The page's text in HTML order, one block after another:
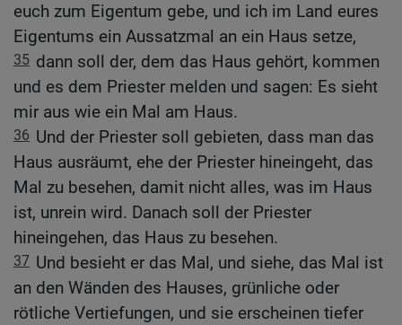
euch zum Eigentum gebe, und ich im Land eures
Eigentums ein Aussatzmal an ein Haus setze,
35 dann soll der, dem das Haus gehört, kommen
und es dem Priester melden und sagen: Es sieht
mir aus wie ein Mal am Haus.
36 Und der Priester soll gebieten, dass man das
Haus ausräumt, ehe der Priester hineingeht, das
Mal zu besehen, damit nicht alles, was im Haus
ist, unrein wird. Danach soll der Priester
hineingehen, das Haus zu besehen.
37 Und besieht er das Mal, und siehe, das Mal ist
an den Wänden des Hauses, grünliche oder
rötliche Vertiefungen, und sie erscheinen tiefer